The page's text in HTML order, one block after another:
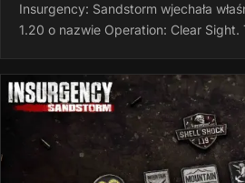
Insurgency: Sandstorm wjechała
1.20 o nazwie Operation: Clear Sight.